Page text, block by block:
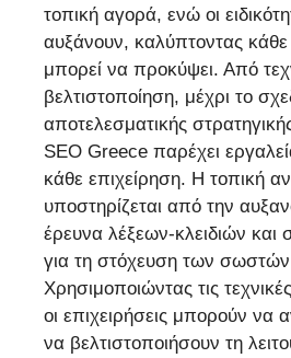
τοπική αγορά, ενώ οι
αυξάνουν, καλύπτοντας
μπορεί να προκύψει. Από
βελτιστοποίηση, μέχρι το
αποτελεσματικής
SEO Greece παρέχει
κάθε επιχείρηση. Η τοπική
υποστηρίζεται από την
έρευνα λέξεων-κλειδιών
για τη στόχευση των
Χρησιμοποιώντας τις
οι επιχειρήσεις μπορούν να
να βελτιστοποιήσουν τη